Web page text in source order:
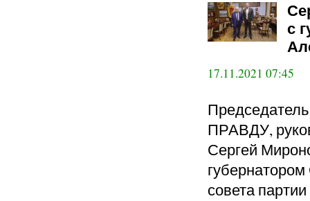
с
17.11.2021 07:45
ПРАВДУ,
Сергей
совета